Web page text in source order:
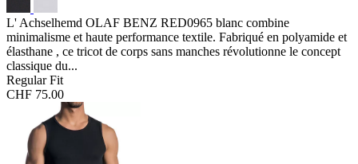
L' Achselhemd OLAF BENZ RED0965 blanc combine
minimalisme et haute performance textile. Fabriqué en polyamide et
élasthane , ce tricot de corps sans manches révolutionne le concept
classique du...
Regular Fit
CHF 75.00